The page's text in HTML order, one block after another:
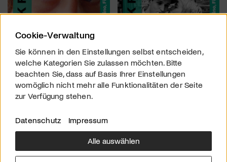
Über uns
Downloads
Impressum
Cookie-Verwaltung
Sie können in den Einstellungen selbst entscheiden,
welche Kategorien Sie zulassen möchten. Bitte
beachten Sie, dass auf Basis Ihrer Einstellungen
womöglich nicht mehr alle Funktionalitäten der Seite
zur Verfügung stehen.
Datenschutz Impressum
Alle auswählen